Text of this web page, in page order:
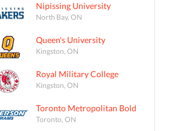
Nipissing University
North Bay, ON
Queen's University
Kingston, ON
Royal Military College
Kingston, ON
Toronto Metropolitan Bold
Toronto, ON